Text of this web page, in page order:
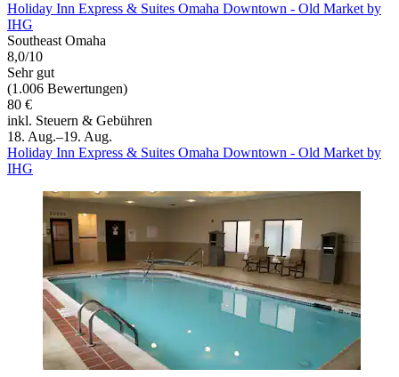
Holiday Inn Express & Suites Omaha Downtown - Old Market by
IHG
Southeast Omaha
8,0/10
Sehr gut
(1.006 Bewertungen)
80 €
inkl. Steuern & Gebühren
18. Aug.–19. Aug.
Holiday Inn Express & Suites Omaha Downtown - Old Market by
IHG